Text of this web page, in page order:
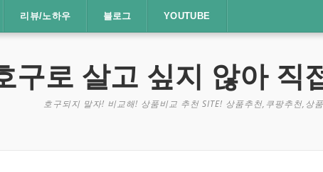
리뷰/노하우 블로그 YOUTUBE
구로 살고 싶지 않아 직
호구되지 말자! 비교해! 상품비교 추천 SITE! 상품추천,쿠팡추천,상